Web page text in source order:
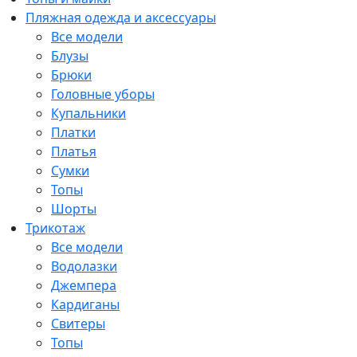
Пляжная одежда и аксессуары
Все модели
Блузы
Брюки
Головные уборы
Купальники
Платки
Платья
Сумки
Топы
Шорты
Трикотаж
Все модели
Водолазки
Джемпера
Кардиганы
Свитеры
Топы